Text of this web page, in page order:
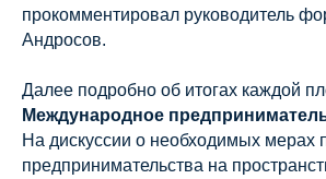
прокомментировал руководитель
Андросов.
Далее подробно об итогах каждой
Международное
На дискуссии о необходимых мерах
предпринимательства на